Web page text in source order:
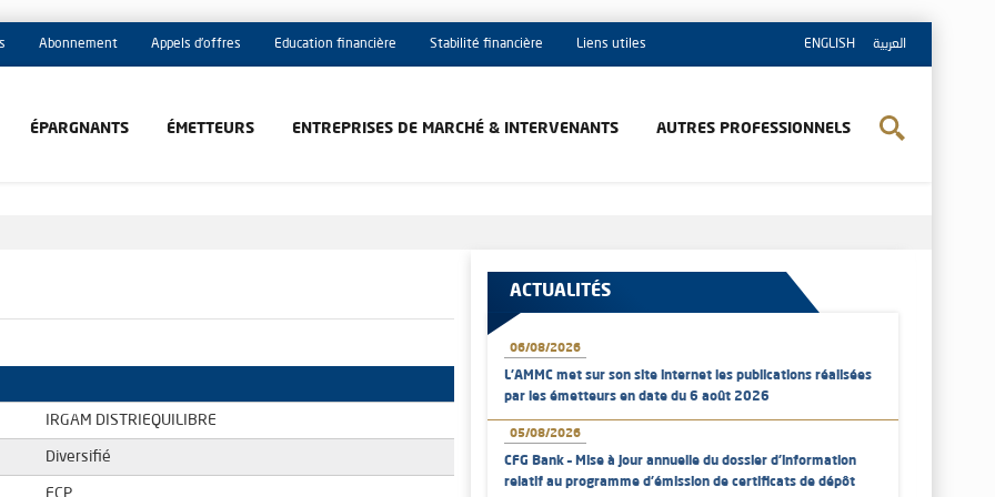
ENGLISH العربية Abonnement Appels d'offres Education financière Stabilité financière Liens utiles
ÉPARGNANTS ÉMETTEURS ENTREPRISES DE MARCHÉ & INTERVENANTS AUTRES PROFESSIONNELS
IRGAM DISTRIEQUILIBRE
Diversifié
FCP
ACTUALITÉS
06/08/2026
L’AMMC met sur son site internet les publications réalisées
par les émetteurs en date du 6 août 2026
05/08/2026
CFG Bank – Mise à jour annuelle du dossier d’information
relatif au programme d'émission de certificats de dépôt